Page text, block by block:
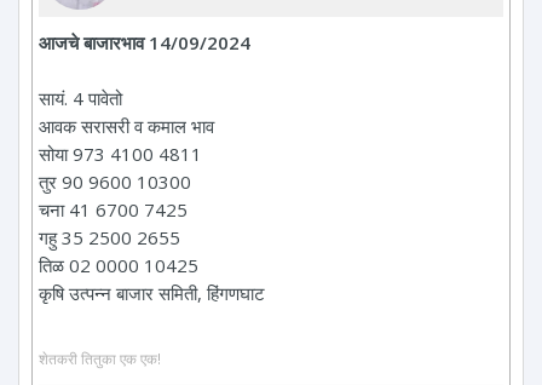
आजचे बाजारभाव 14/09/2024
सायं. 4 पावेतो
आवक सरासरी व कमाल भाव
सोया 973 4100 4811
तुर 90 9600 10300
चना 41 6700 7425
गहु 35 2500 2655
तिळ 02 0000 10425
कृषि उत्पन्न बाजार समिती, हिंगणघाट
शेतकरी तितुका एक एक!